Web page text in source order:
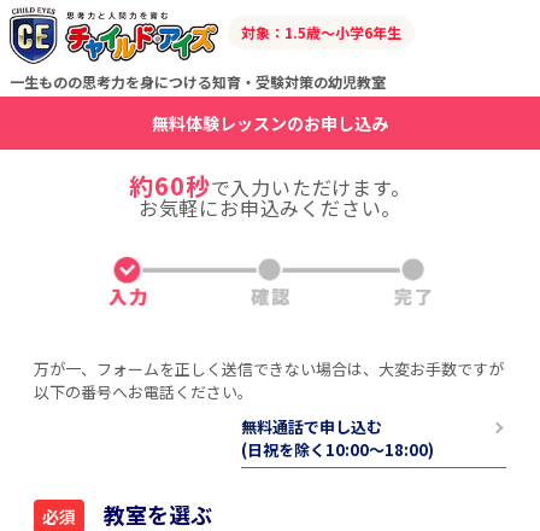
一生ものの思考力を身につける知育・受験対策の幼児教室
対象：1.5歳～小学6年生
無料体験レッスンのお申し込み
約60秒で入力いただけます。
お気軽にお申込みください。
万が一、フォームを正しく送信できない場合は、大変お手数ですが
以下の番号へお電話ください。
無料通話で申し込む
(日祝を除く10:00〜18:00)
必須 教室を選ぶ